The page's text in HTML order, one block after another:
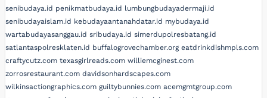
senibudaya.id penikmatbudaya.id lumbungbudayadermaji.id
senibudayaislam.id kebudayaantanahdatar.id mybudaya.id
wartabudayasanggau.id sribudaya.id simerdupolresbatang.id
satlantaspolresklaten.id buffalogrovechamber.org eatdrinkdishmpls.com
craftycutz.com texasgirlreads.com williemcginest.com
zorrosrestaurant.com davidsonhardscapes.com
wilkinsactiongraphics.com guiltybunnies.com acemgmtgroup.com